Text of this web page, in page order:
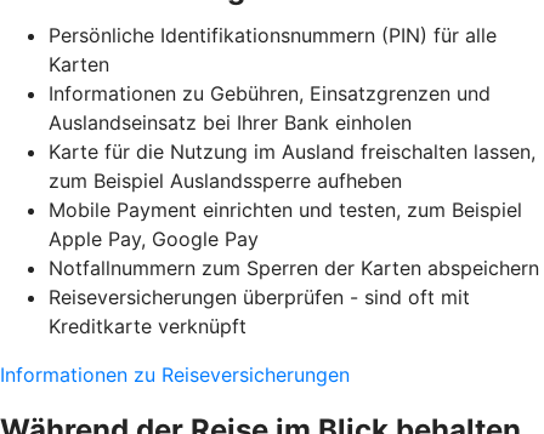
Persönliche Identifikationsnummern (PIN) für alle
Karten
Informationen zu Gebühren, Einsatzgrenzen und
Auslandseinsatz bei Ihrer Bank einholen
Karte für die Nutzung im Ausland freischalten lassen,
zum Beispiel Auslandssperre aufheben
Mobile Payment einrichten und testen, zum Beispiel
Apple Pay, Google Pay
Notfallnummern zum Sperren der Karten abspeichern
Reiseversicherungen überprüfen - sind oft mit
Kreditkarte verknüpft
Informationen zu Reiseversicherungen